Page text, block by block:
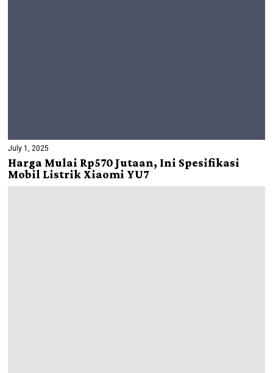
July 1, 2025
Harga Mulai Rp570 Jutaan, Ini Spesifikasi
Mobil Listrik Xiaomi YU7